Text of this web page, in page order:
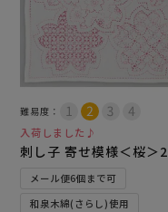
難易度：
入荷しました♪
刺し子 寄せ模様＜桜＞2
メール便6個まで可
和泉木綿(さらし)使用